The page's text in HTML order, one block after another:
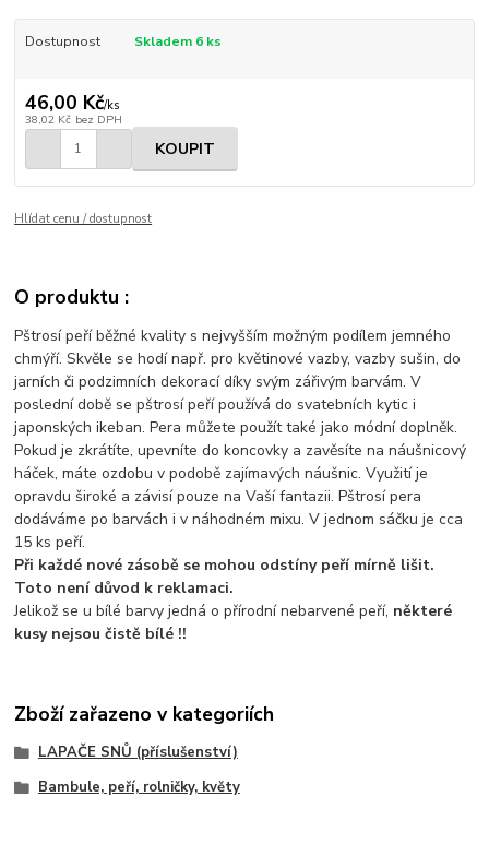
Dostupnost Skladem 6 ks
46,00 Kč/ks
38,02 Kč bez DPH
KOUPIT
Hlídat cenu / dostupnost
O produktu :
Pštrosí peří běžné kvality s nejvyšším možným podílem jemného
chmýří. Skvěle se hodí např. pro květinové vazby, vazby sušin, do
jarních či podzimních dekorací díky svým zářivým barvám. V
poslední době se pštrosí peří používá do svatebních kytic i
japonských ikeban. Pera můžete použít také jako módní doplněk.
Pokud je zkrátíte, upevníte do koncovky a zavěsíte na náušnicový
háček, máte ozdobu v podobě zajímavých náušnic. Využití je
opravdu široké a závisí pouze na Vaší fantazii. Pštrosí pera
dodáváme po barvách i v náhodném mixu. V jednom sáčku je cca
15 ks peří.
Při každé nové zásobě se mohou odstíny peří mírně lišit.
Toto není důvod k reklamaci.
Jelikož se u bílé barvy jedná o přírodní nebarvené peří, některé
kusy nejsou čistě bílé !!
Zboží zařazeno v kategoriích
LAPAČE SNŮ (příslušenství)
Bambule, peří, rolničky, květy